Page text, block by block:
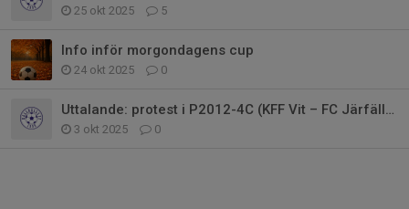
25 okt 2025 5
Info inför morgondagens cup
24 okt 2025 0
Uttalande: protest i P2012-4C (KFF Vit – FC Järfälla 2, 21/9)
3 okt 2025 0